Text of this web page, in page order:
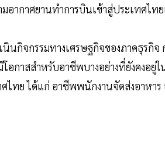
ากาศยานทำการบินเข้าสู่ประเทศไท
นกิจกรรมทางเศรษฐกิจของภาคธุรกิจ
อกาสสำหรับอาชีพบางอย่างที่ยังคงอยู่
ไทย ได้แก่ อาชีพพนักงานจัดส่งอาหา